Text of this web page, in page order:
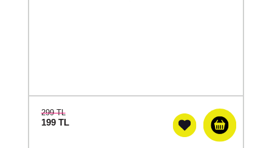
299 TL
199 TL